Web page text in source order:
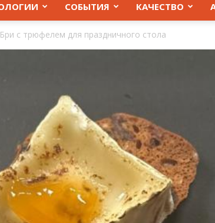
СОБЫТИЯ КАЧЕСТВО
с трюфелем для праздничного стола